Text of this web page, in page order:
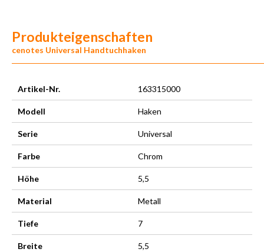
Produkteigenschaften
cenotes Universal Handtuchhaken
Artikel-Nr. 163315000
Modell Haken
Serie Universal
Farbe Chrom
Höhe 5,5
Material Metall
Tiefe 7
Breite 5,5